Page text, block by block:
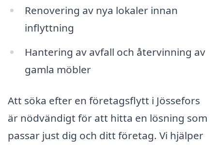
Renovering av nya lokaler innan
inflyttning
Hantering av avfall och återvinning av
gamla möbler
Att söka efter en företagsflytt i Jössefors
är nödvändigt för att hitta en lösning som
passar just dig och ditt företag. Vi hjälper